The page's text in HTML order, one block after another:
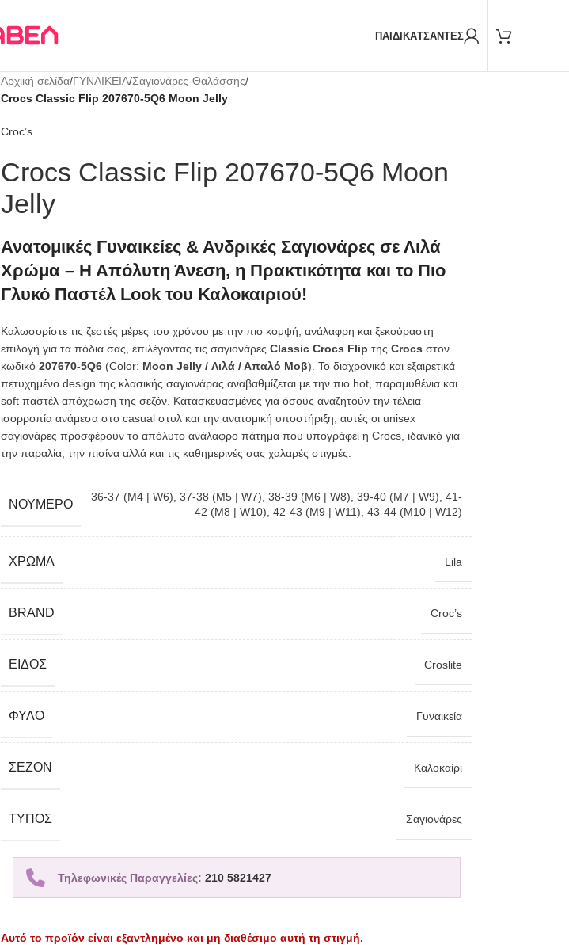
ΠΑΙΔΙΚΑΤΣΑΝΤΕΣ
Αρχική σελίδα/ΓΥΝΑΙΚΕΙΑ/Σαγιονάρες-Θαλάσσης/
Crocs Classic Flip 207670-5Q6 Moon Jelly
Croc’s
Crocs Classic Flip 207670-5Q6 Moon
Jelly
Ανατομικές Γυναικείες & Ανδρικές Σαγιονάρες σε Λιλά
Χρώμα – Η Απόλυτη Άνεση, η Πρακτικότητα και το Πιο
Γλυκό Παστέλ Look του Καλοκαιριού!
Καλωσορίστε τις ζεστές μέρες του χρόνου με την πιο κομψή, ανάλαφρη και ξεκούραστη
επιλογή για τα πόδια σας, επιλέγοντας τις σαγιονάρες Classic Crocs Flip της Crocs στον
κωδικό 207670-5Q6(Color: Moon Jelly / Λιλά / Απαλό Μοβ). Το διαχρονικό και εξαιρετικά
πετυχημένο design της κλασικής σαγιονάρας αναβαθμίζεται με την πιο hot, παραμυθένια και
soft παστέλ απόχρωση της σεζόν. Κατασκευασμένες για όσους αναζητούν την τέλεια
ισορροπία ανάμεσα στο casual στυλ και την ανατομική υποστήριξη, αυτές οι unisex
σαγιονάρες προσφέρουν το απόλυτο ανάλαφρο πάτημα που υπογράφει η Crocs, ιδανικό για
την παραλία, την πισίνα αλλά και τις καθημερινές σας χαλαρές στιγμές.
ΝΟΎΜΕΡΟ
36-37 (M4 | W6) 37-38 (M5 | W7) 38-39 (M6 | W8) 39-40 (M7 | W9) 41-
42 (M8 | W10) 42-43 (M9 | W11) 43-44 (M10 | W12)
ΧΡΏΜΑ Lila
BRAND Croc’s
ΕΊΔΟΣ Croslite
ΦΎΛΟ Γυναικεία
ΣΕΖΌΝ Καλοκαίρι
TΎΠΟΣ Σαγιονάρες
Τηλεφωνικές Παραγγελίες: 210 5821427
Αυτό το προϊόν είναι εξαντλημένο και μη διαθέσιμο αυτή τη στιγμή.